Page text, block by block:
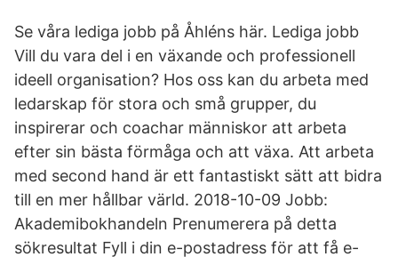
Se våra lediga jobb på Åhléns här. Lediga jobb
Vill du vara del i en växande och professionell
ideell organisation? Hos oss kan du arbeta med
ledarskap för stora och små grupper, du
inspirerar och coachar människor att arbeta
efter sin bästa förmåga och att växa. Att arbeta
med second hand är ett fantastiskt sätt att bidra
till en mer hållbar värld. 2018-10-09 Jobb:
Akademibokhandeln Prenumerera på detta
sökresultat Fyll i din e-postadress för att få e-